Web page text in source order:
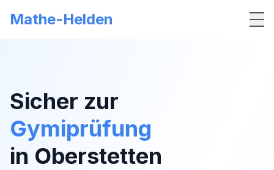
Mathe-Helden
Sicher zur
Gymiprüfung
in Oberstetten